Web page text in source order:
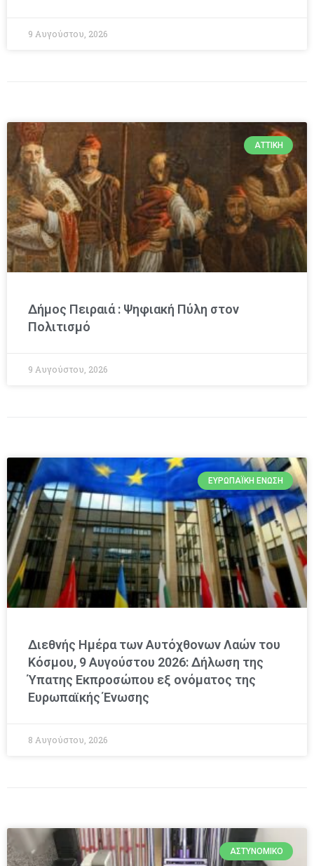
9 Αυγούστου, 2026
ΑΤΤΙΚΉ
Δήμος Πειραιά : Ψηφιακή Πύλη στον
Πολιτισμό
9 Αυγούστου, 2026
ΕΥΡΩΠΑΪΚΉ ΈΝΩΣΗ
Διεθνής Ημέρα των Αυτόχθονων Λαών του
Κόσμου, 9 Αυγούστου 2026: Δήλωση της
Ύπατης Εκπροσώπου εξ ονόματος της
Ευρωπαϊκής Ένωσης
8 Αυγούστου, 2026
ΑΣΤΥΝΟΜΙΚΌ